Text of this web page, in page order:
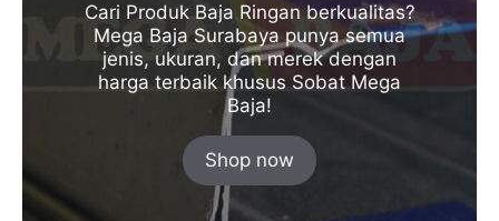
Cari Produk Baja Ringan berkualitas?
Mega Baja Surabaya punya semua
jenis, ukuran, dan merek dengan
harga terbaik khusus Sobat Mega
Baja!
Shop now